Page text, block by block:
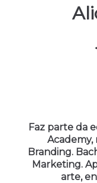
Faz parte da
Branding.
Marketing.
arte,